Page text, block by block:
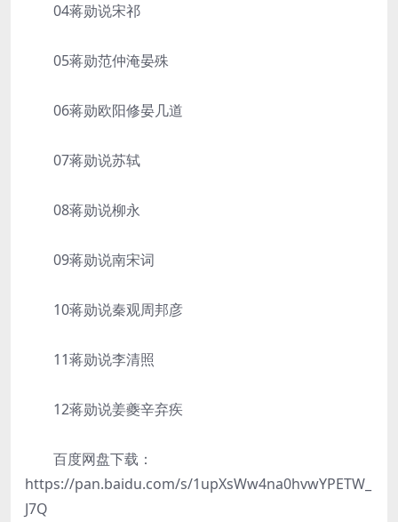
04蒋勋说宋祁
05蒋勋范仲淹晏殊
06蒋勋欧阳修晏几道
07蒋勋说苏轼
08蒋勋说柳永
09蒋勋说南宋词
10蒋勋说秦观周邦彦
11蒋勋说李清照
12蒋勋说姜夔辛弃疾
百度网盘下载：
https://pan.baidu.com/s/1upXsWw4na0hvwYPETW_
J7Q